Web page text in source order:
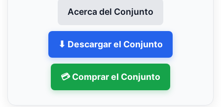
Acerca del Conjunto
⬇ Descargar el Conjunto
💳 Comprar el Conjunto